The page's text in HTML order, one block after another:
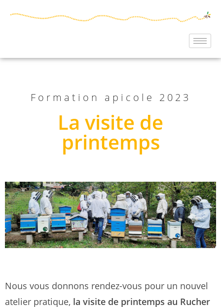
Formation apicole 2023
La visite de
printemps
Nous vous donnons rendez-vous pour un nouvel
atelier pratique, la visite de printemps au Rucher